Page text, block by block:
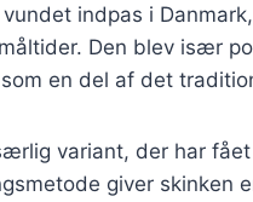
indpas i
Den blev især
en del af det
variant, der har
giver skinken